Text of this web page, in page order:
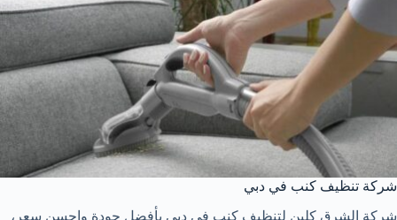
شركة تنظيف كنب في دبي
شركة الشرق كلين لتنظيف كنب في دبي بأفضل جودة واحسن سعر،